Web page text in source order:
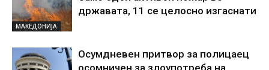
МАКЕДОНИЈА
државата, 11 се целосно изгаснати
Осумдневен притвор за полицаец
осомничен за злоупотреба на